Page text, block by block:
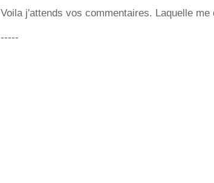
Voila j'attends vos commentaires. Laquelle
-----